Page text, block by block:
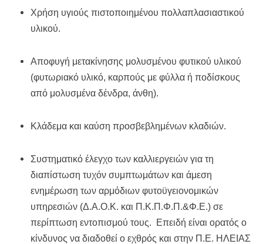
Χρήση υγιούς πιστοποιημένου πολλαπλασιαστικού
υλικού.
Αποφυγή μετακίνησης μολυσμένου φυτικού υλικού
(φυτωριακό υλικό, καρπούς με φύλλα ή ποδίσκους
από μολυσμένα δένδρα, άνθη).
Κλάδεμα και καύση προσβεβλημένων κλαδιών.
Συστηματικό έλεγχο των καλλιεργειών για τη
διαπίστωση τυχόν συμπτωμάτων και άμεση
ενημέρωση των αρμόδιων φυτοϋγειονομικών
υπηρεσιών (Δ.Α.Ο.Κ. και Π.Κ.Π.Φ.Π.&Φ.Ε.) σε
περίπτωση εντοπισμού τους. Επειδή είναι ορατός ο
κίνδυνος να διαδοθεί ο εχθρός και στην Π.Ε. ΗΛΕΙΑΣ